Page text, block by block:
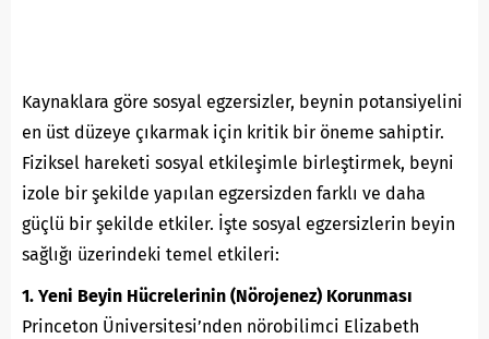
Kaynaklara göre sosyal egzersizler, beynin potansiyelini
en üst düzeye çıkarmak için kritik bir öneme sahiptir.
Fiziksel hareketi sosyal etkileşimle birleştirmek, beyni
izole bir şekilde yapılan egzersizden farklı ve daha
güçlü bir şekilde etkiler. İşte sosyal egzersizlerin beyin
sağlığı üzerindeki temel etkileri:
1. Yeni Beyin Hücrelerinin (Nörojenez) Korunması
Princeton Üniversitesi’nden nörobilimci Elizabeth